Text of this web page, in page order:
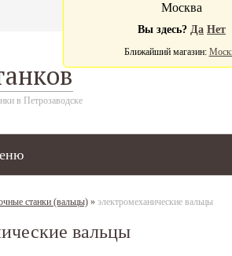
в Петрозаводске
Москва
Вы здесь? Да Нет
Ближайший магазин:
станки (вальцы) » электромеханические вальцы
вальцы